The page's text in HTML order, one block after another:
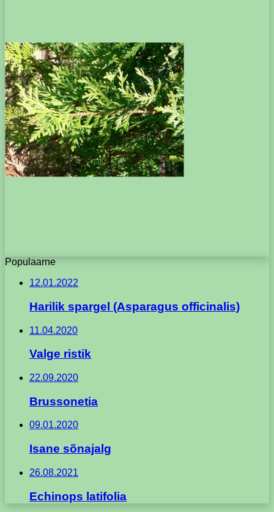
Populaarne
12.01.2022
Harilik spargel (Asparagus officinalis)
11.04.2020
Valge ristik
22.09.2020
Brussonetia
09.01.2020
Isane sõnajalg
26.08.2021
Echinops latifolia